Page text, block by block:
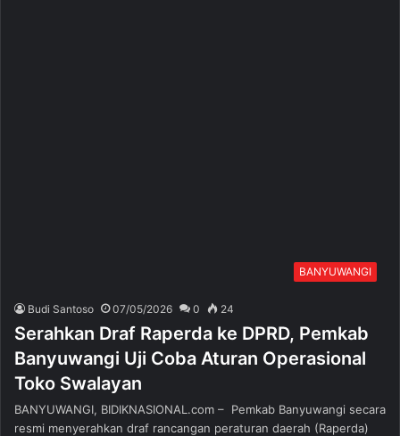
BANYUWANGI
Budi Santoso 07/05/2026 0 24
Serahkan Draf Raperda ke DPRD, Pemkab
Banyuwangi Uji Coba Aturan Operasional
Toko Swalayan
BANYUWANGI, BIDIKNASIONAL.com – Pemkab Banyuwangi secara
resmi menyerahkan draf rancangan peraturan daerah (Raperda)